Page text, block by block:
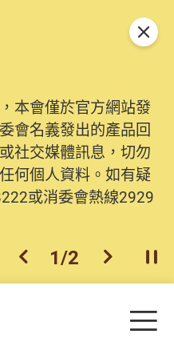
本會僅於官方網站發
會名義發出的產品回
社交媒體訊息，切勿
何個人資料。如有疑
或消委會熱線2929
上一個
1/2 下一個開
關閉
目